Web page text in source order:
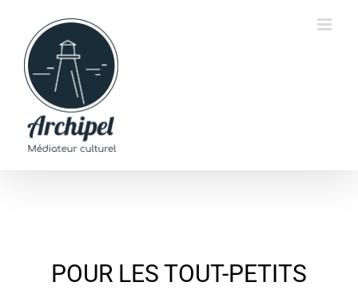
contenu
POUR LES TOUT-PETITS